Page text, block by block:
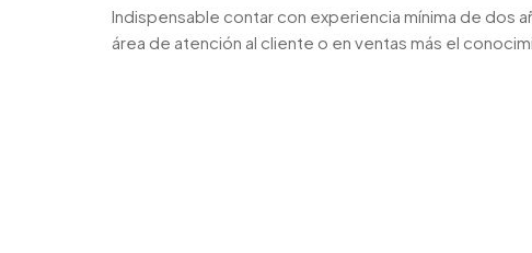
Indispensable contar con experiencia mínima de dos
área de atención al cliente o en ventas más el